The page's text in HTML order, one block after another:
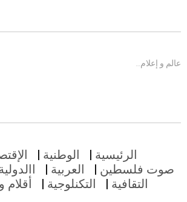
عالم و إعلام…
الرئيسية الوطنية
صوت فلسطين
العربية
التقافية
التكنلوجية أقلام